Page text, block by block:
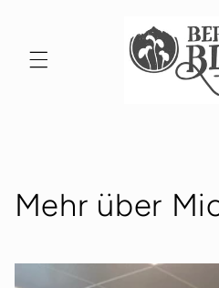
Mehr über